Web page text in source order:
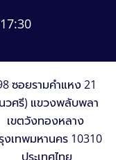
ซอยรามคำแหง 21
วศรี) แขวงพลับพลา
เขตวังทองหลาง
งเทพมหานคร 10310
ประเทศไทย